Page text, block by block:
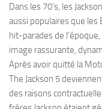
Dans les 70’s, les
aussi populaires que les
hit-parades de
image rassurante,
Après avoir quitté la
The Jackson 5
des raisons